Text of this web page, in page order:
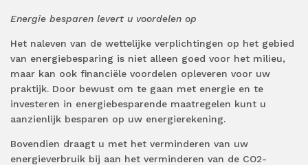
Energie besparen levert u voordelen op
Het naleven van de wettelijke verplichtingen op het gebied
van energiebesparing is niet alleen goed voor het milieu,
maar kan ook financiële voordelen opleveren voor uw
praktijk. Door bewust om te gaan met energie en te
investeren in energiebesparende maatregelen kunt u
aanzienlijk besparen op uw energierekening.
Bovendien draagt u met het verminderen van uw
energieverbruik bij aan het verminderen van de CO2-